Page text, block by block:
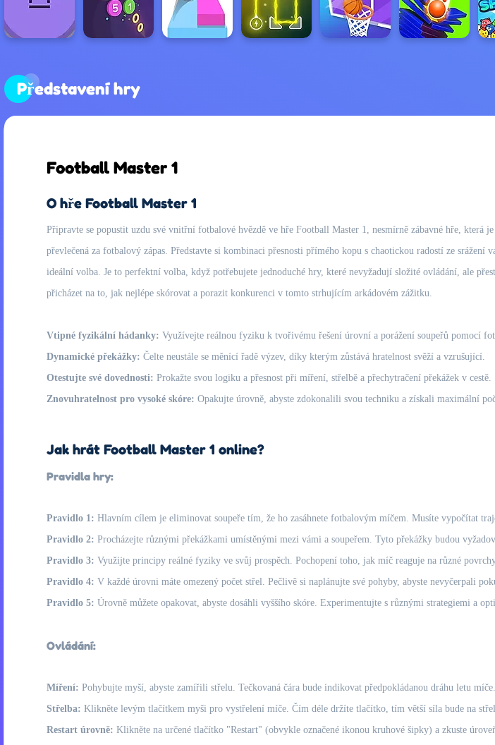
Představení hry
Football Master 1
O hře Football Master 1
Připravte se popustit uzdu své vnitřní fotbalové hvězdě ve hře Football Master 1, nesmírně zábavné hře,
převlečená za fotbalový zápas. Představte si kombinaci přesnosti přímého kopu s chaotickou radostí ze
ideální volba. Je to perfektní volba, když potřebujete jednoduché hry, které nevyžadují složité ovládání, ale
přicházet na to, jak nejlépe skórovat a porazit konkurenci v tomto strhujícím arkádovém zážitku.
Vtipné fyzikální hádanky: Využívejte reálnou fyziku k tvořivému řešení úrovní a porážení soupeřů pomocí
Dynamické překážky: Čelte neustále se měnící řadě výzev, díky kterým zůstává hratelnost svěží a vzrušující.
Otestujte své dovednosti: Prokažte svou logiku a přesnost při míření, střelbě a přechytračení překážek v cestě.
Znovuhratelnost pro vysoké skóre: Opakujte úrovně, abyste zdokonalili svou techniku a získali maximální
Jak hrát Football Master 1 online?
Pravidla hry:
Pravidlo 1: Hlavním cílem je eliminovat soupeře tím, že ho zasáhnete fotbalovým míčem. Musíte vypočítat
Pravidlo 2: Procházejte různými překážkami umístěnými mezi vámi a soupeřem. Tyto překážky budou
Pravidlo 3: Využijte principy reálné fyziky ve svůj prospěch. Pochopení toho, jak míč reaguje na různé
Pravidlo 4: V každé úrovni máte omezený počet střel. Pečlivě si naplánujte své pohyby, abyste nevyčerpali
Pravidlo 5: Úrovně můžete opakovat, abyste dosáhli vyššího skóre. Experimentujte s různými strategiemi a
Ovládání:
Míření: Pohybujte myší, abyste zamířili střelu. Tečkovaná čára bude indikovat předpokládanou dráhu letu míče.
Střelba: Klikněte levým tlačítkem myši pro vystřelení míče. Čím déle držíte tlačítko, tím větší síla bude na
Restart úrovně: Klikněte na určené tlačítko "Restart" (obvykle označené ikonou kruhové šipky) a zkuste